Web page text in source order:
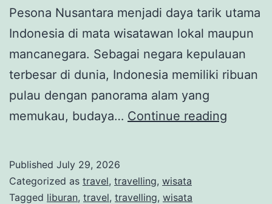
Pesona Nusantara menjadi daya tarik utama
Indonesia di mata wisatawan lokal maupun
mancanegara. Sebagai negara kepulauan
terbesar di dunia, Indonesia memiliki ribuan
pulau dengan panorama alam yang
memukau, budaya… Continue reading
Published July 29, 2026
Categorized as travel, travelling, wisata
Tagged liburan, travel, travelling, wisata